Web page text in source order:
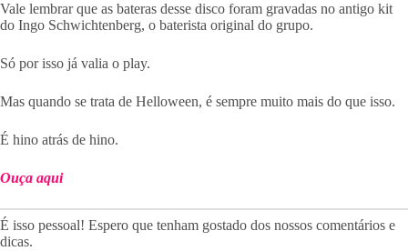
Vale lembrar que as bateras desse disco foram gravadas no antigo kit
do Ingo Schwichtenberg, o baterista original do grupo.
Só por isso já valia o play.
Mas quando se trata de Helloween, é sempre muito mais do que isso.
É hino atrás de hino.
Ouça aqui
É isso pessoal! Espero que tenham gostado dos nossos comentários e
dicas.